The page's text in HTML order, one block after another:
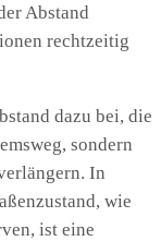
Abstand
rechtzeitig
dazu bei, die
sondern
In
wie
ist eine